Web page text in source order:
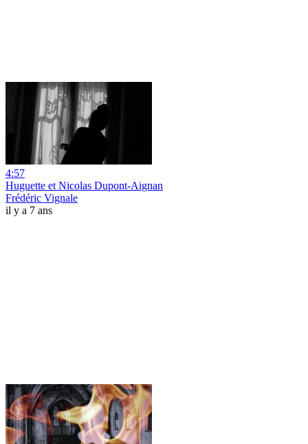
4:57
Huguette et Nicolas Dupont-Aignan
Frédéric Vignale
il y a 7 ans